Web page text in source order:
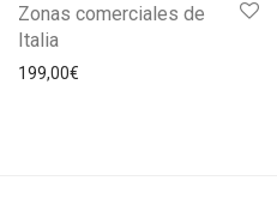
Zonas comerciales de
Italia
199,00€